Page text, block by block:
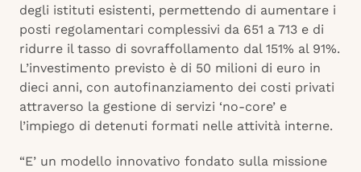
degli istituti esistenti, permettendo di aumentare i
posti regolamentari complessivi da 651 a 713 e di
ridurre il tasso di sovraffollamento dal 151% al 91%.
L’investimento previsto è di 50 milioni di euro in
dieci anni, con autofinanziamento dei costi privati
attraverso la gestione di servizi ‘no-core’ e
l’impiego di detenuti formati nelle attività interne.
“E’ un modello innovativo fondato sulla missione